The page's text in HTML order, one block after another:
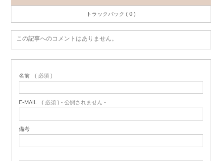
トラックバック ( 0 )
この記事へのコメントはありません。
名前 ( 必須 )
E-MAIL ( 必須 ) - 公開されません -
備考